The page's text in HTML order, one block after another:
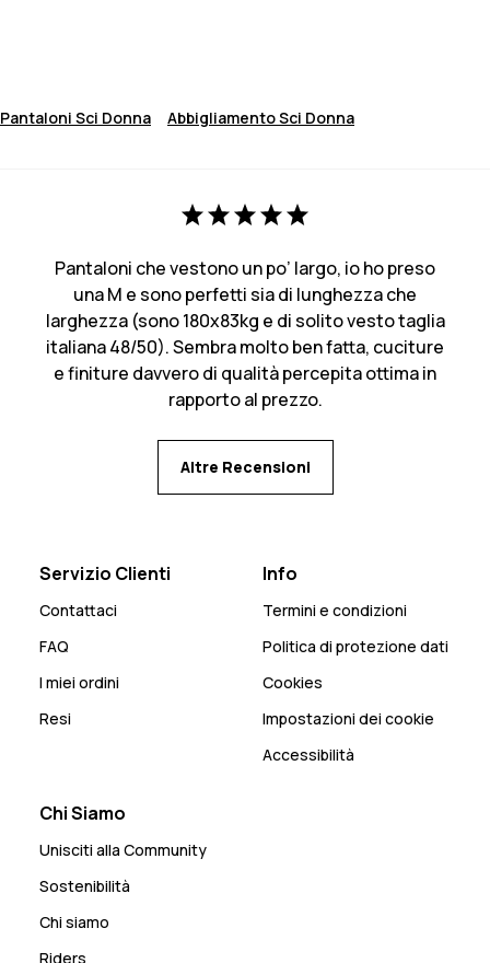
Pantaloni Sci Donna Abbigliamento Sci Donna
Pantaloni che vestono un po’ largo, io ho preso
una M e sono perfetti sia di lunghezza che
larghezza (sono 180x83kg e di solito vesto taglia
italiana 48/50). Sembra molto ben fatta, cuciture
e finiture davvero di qualità percepita ottima in
rapporto al prezzo.
Altre Recensioni
Servizio Clienti
Contattaci
FAQ
I miei ordini
Resi
Info
Termini e condizioni
Politica di protezione dati
Cookies
Impostazioni dei cookie
Accessibilità
Chi Siamo
Unisciti alla Community
Sostenibilità
Chi siamo
Riders